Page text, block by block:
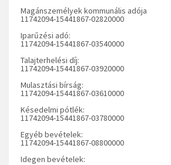
Magánszemélyek kommunális adója
11742094-15441867-02820000
Iparűzési adó:
11742094-15441867-03540000
Talajterhelési díj:
11742094-15441867-03920000
Mulasztási bírság:
11742094-15441867-03610000
Késedelmi pótlék:
11742094-15441867-03780000
Egyéb bevételek:
11742094-15441867-08800000
Idegen bevételek: